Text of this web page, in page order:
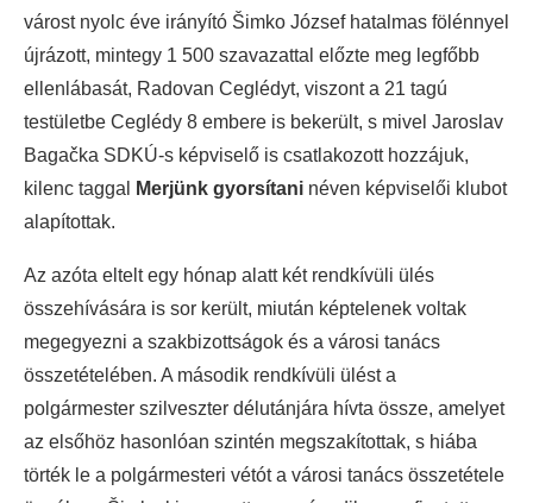
várost nyolc éve irányító Šimko József hatalmas fölénnyel
újrázott, mintegy 1 500 szavazattal előzte meg legfőbb
ellenlábasát, Radovan Ceglédyt, viszont a 21 tagú
testületbe Ceglédy 8 embere is bekerült, s mivel Jaroslav
Bagačka SDKÚ-s képviselő is csatlakozott hozzájuk,
kilenc taggal
Merjünk gyorsítani néven képviselői klubot
alapítottak.
Az azóta eltelt egy hónap alatt két rendkívüli ülés
összehívására is sor került, miután képtelenek voltak
megegyezni a szakbizottságok és a városi tanács
összetételében. A második rendkívüli ülést a
polgármester szilveszter délutánjára hívta össze, amelyet
az elsőhöz hasonlóan szintén megszakítottak, s hiába
törték le a polgármesteri vétót a városi tanács összetétele